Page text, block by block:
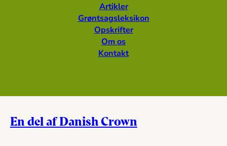
Artikler
Grøntsagsleksikon
Opskrifter
Om os
Kontakt
En del af Danish Crown